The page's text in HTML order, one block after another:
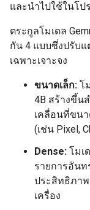
และนำไปใช้ในโป
ตระกูลโมเดล
กัน 4 แบบซึ่งปรับ
เฉพาะเจาะจง
ขนาดเล็ก: โ
4B สร้างขึ้น
เคลื่อนที่ขนา
(เช่น Pixel,
Dense: โมเ
รายการอันท
ประสิทธิภาพ
เครื่อง